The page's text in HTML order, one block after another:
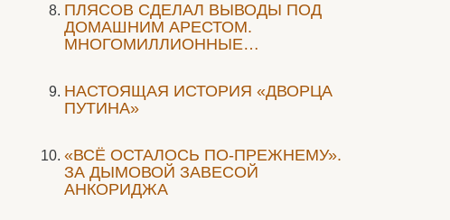
ПЛЯСОВ СДЕЛАЛ ВЫВОДЫ ПОД
ДОМАШНИМ АРЕСТОМ.
МНОГОМИЛЛИОННЫЕ…
НАСТОЯЩАЯ ИСТОРИЯ «ДВОРЦА
ПУТИНА»
«ВСЁ ОСТАЛОСЬ ПО-ПРЕЖНЕМУ».
ЗА ДЫМОВОЙ ЗАВЕСОЙ
АНКОРИДЖА